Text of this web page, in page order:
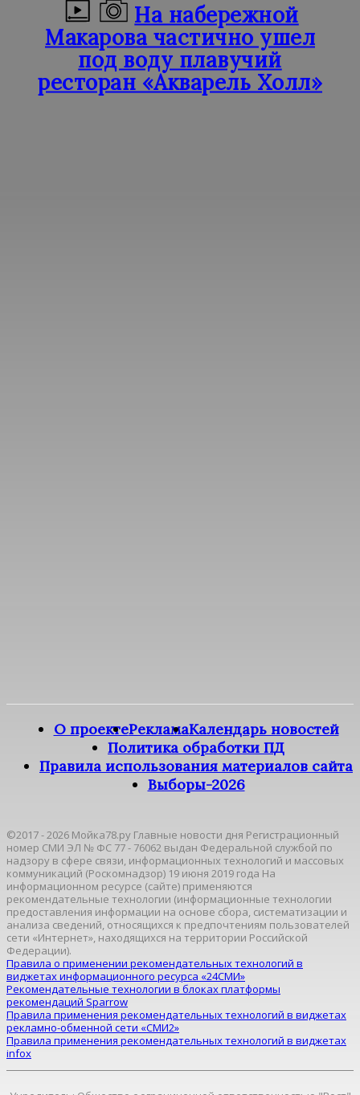
На набережной
Макарова частично ушел
под воду плавучий
ресторан «Акварель Холл»
О проектеРекламаКалендарь новостей
Политика обработки ПД
Правила использования материалов сайта
Выборы-2026
©2017 - 2026 Мойка78.ру Главные новости дня Регистрационный
номер СМИ ЭЛ № ФС 77 - 76062 выдан Федеральной службой по
надзору в сфере связи, информационных технологий и массовых
коммуникаций (Роскомнадзор) 19 июня 2019 года На
информационном ресурсе (сайте) применяются
рекомендательные технологии (информационные технологии
предоставления информации на основе сбора, систематизации и
анализа сведений, относящихся к предпочтениям пользователей
сети «Интернет», находящихся на территории Российской
Федерации).
Правила о применении рекомендательных технологий в
виджетах информационного ресурса «24СМИ»
Рекомендательные технологии в блоках платформы
рекомендаций Sparrow
Правила применения рекомендательных технологий в виджетах
рекламно-обменной сети «СМИ2»
Правила применения рекомендательных технологий в виджетах
infox